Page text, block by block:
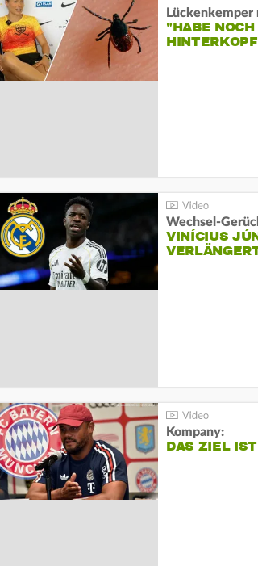
Lückenkemper
"HABE
Wechsel-
VINÍCIUS
Kompany:
DAS ZIEL